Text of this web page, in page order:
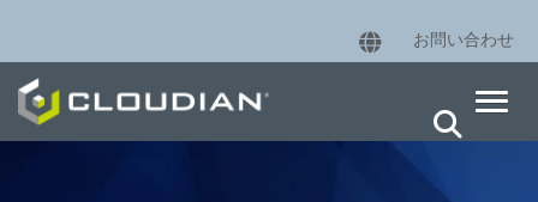
お問い合わせ